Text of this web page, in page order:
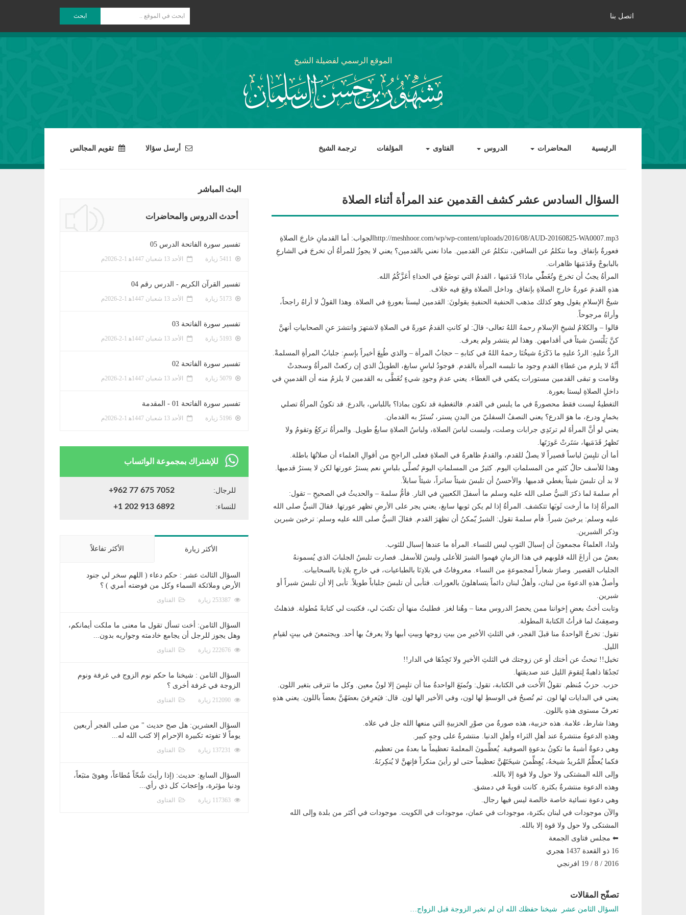
اتصل بنا ابحث
الموقع الرسمي لفضيلة الشيخ
الرئيسية المحاضرات الدروس الفتاوى المؤلفات ترجمة الشيخ أرسل سؤالا تقويم المجالس
السؤال السادس عشر كشف القدمين عند المرأة أثناء الصلاة
http://meshhoor.com/wp/wp-content/uploads/2016/08/AUD-20160825-WA0007.mp3الجواب: أما القدمانِ خارجَ الصلاةِ
فعورةٌ بإتفاق. وما نتكلمُ عن الساقين، نتكلمُ عن القدمين. ماذا نعني بالقدمين؟ يعني لا يجوزُ للمرأةُ أن تخرجَ في الشارعِ
بالبابوجْ وقَدَمَيهَا ظاهرات.
المرأةُ يجبُ أن تخرجَ وتُغَطّْي ماذا؟ قَدَمَيها ، القدمُ التي توضَعُ في الحذاءِ أَعَزَّكُمُ الله.
هذهِ القدمَ عورةٌ خارجِ الصلاةِ بإتفاق. وداخل الصلاة وقعَ فيه خلاف.
شيخُ الإسلامِ يقول وهو كذلك مذهب الحنفية الحنفيةِ يقولونَ: القدمين ليستاَ بعورةٍ في الصلاة. وهذا القولُ لا أراهُ راجحاً،
وأراهُ مرجوحاً.
قالوا – والكلامُ لشيخِ الإسلامِ رحمهُ اللهُ تعالى- قالَ: لو كانتِ القدمُ عورةً في الصلاةِ لاشتهرَ وانتشرَ عنِ الصحابياتِ أنهنَّ
كنَّ يَلْبَسنَ شيئاً في أقدامهن. وهذا لم ينتشر ولم يعرف.
الردُّ عليهِ: الردُ عليهِ ما ذَكَرَهُ شيخُنَا رحمهُ اللهُ في كتابهِ – حجابُ المرأة – والذي طُبِعَ أخيراً بإسمِ: جلبابُ المرأةِ المسلمةْ.
أنَّهُ لا يلزم من غطاءِ القدمِ وجود ما تلبسه المرأة بالقدم. فوجودُ لباسٍ سابغ، الطويلُ الذي إن ركعتْ المرأةُ وسجدتْ
وقامت و تبقى القدمين مستورات يكفي في الغطاء. يعني عدمَ وجودِ شيءٍ تُغَطَّى به القدمين لا يلزمُ منه أن القدمينِ في
داخلِ الصلاةِ ليستا بعورة.
التغطيةُ ليست فقط محصورةً في ما يلبس في القدم. فالتغطية قد تكون بماذا؟ باللباس، بالدرع. قد تكونُ المرأةُ تصلي
بخمارٍ ودرع، ما هوَ الدرع؟ يعني النصفُ السفليّ من البدنِ يستر، تُستَرُ به القدمان.
يعني لو أنَّ المرأةَ لم ترتَدِي جرابات وصلت، ولبست لباسَ الصلاة، ولباسُ الصلاةِ سابغٌ طويل. والمرأةُ تركعُ وتقومُ ولا
تَظهرُ قَدَمَيها، سَتَرتْ عَورَتَها.
أما أن تلبِسَ لباساً قصيراً لا يصلُ للقدم، والقدمُ ظاهرةٌ في الصلاةِ فعلى الراجحِ من أقوالِ العلماء أن صلاتُهَا باطلة.
وهذا للأسف حالُ كثيرٍ من المسلماتِ اليوم. كثيرٌ من المسلماتِ اليومَ تُصلِّي بلباسٍ نعم يسترُ عورتها لكن لا يسترُ قدميها.
لا بد أن تلبسَ شيئاً يغطي قدميها. والأحسنُ أن تلبسَ شيئاً ساتراً، شيئاً سابلاً.
أم سلمةَ لما ذكرَ النبيُّ صلى الله عليه وسلم ما أسفلَ الكعبينِ في النار. فأمُّ سلمةَ – والحديثُ في الصحيحِ – تقول:
المرأةُ إذا ما أرخت ثَوبَها تتكشف. المرأةُ إذا لم يكن ثوبها سابغ، يعني يجر على الأرضِ تظهر عورتها. فقالَ النبيُّ صلى الله
عليه وسلم: يرخينَ شبراً. فأم سلمةَ تقول: الشبرُ يّمكنُ أن تظهَرَ القدم. فقالَ النبيُّ صلى الله عليه وسلم: ترخين شبرين
وذكر الشبرين.
ولذا، العلماءُ مجمعونَ أن إسبالَ الثوبِ ليس للنساء. المرأة ما عندها إسبال للثوب.
بعضُ من أزاغَ الله قلوبهم في هذا الزمانِ فهموا الشبرَ للأعلى وليسَ للأسفل. فصارت تلبسُ الجلبابَ الذي يُسمونهُ
الجلباب القصير. وصارَ شعاراً لمجموعةٍ من النساء. معروفاتٌ في بلادِنَا بالطباعيات، في خارجِ بلادِنا بالسحابيات.
وأصلُ هذهِ الدعوةَ من لبنان، وأهلُ لبنان دائماً يتساهلونَ بالعورات. فتأبى أن تلبسَ جلباباً طويلاً. تأبى إلا أن تلبسَ شبراً أو
شبرين.
وتابت أختُ بعضِ إخواننا ممن يحضرُ الدروس معنا – وهُنا لغز. فطلبتُ منها أن تكتبَ لي، فكتبت لي كتابةً مُطولة. فذهلتُ
وصعِقتُ لما قرأتُ الكتابةَ المطولة.
تقول: تخرجُ الواحدةُ منا قبلَ الفجر، في الثلثِ الأخيرِ من بيتِ زوجها وبيتِ أبيها ولا يعرفُ بها أحد. ويجتمعنَ في بيتٍ لقيامِ
الليل.
تخيل!! تبحثُ عن أختك أو عن زوجتك في الثلثِ الأخيرِ ولا تَجِدُهَا في الدار!!
تَجدُهَا ذاهبةٌ لِتقومَ الليل عند صديقتها.
حزب. حزبٌ مُنظم. تقولُ الأُخت في الكتابة، تقول: وتُمنَعَ الواحدةُ منا أن تلبِسَ إلا لونٌ معين. وكل ما تترقى بتغير اللون.
يعني في البدايات لها لون. ثم تُصبحُ في الوسطِ لها لون، وفي الأخير الها لون. قال: فيَعرِفنَ بعضَهُنَّ بعضاً باللون. يعني هذهِ
تعرفّ مستوى هذهِ باللون.
وهذا شارط، علامة. هذه حزبية، هذه صورةٌ من صوْرِ الحزبيةِ التي منعها الله جل في علاه.
وهذهِ الدعوةُ منتشرةٌ عند أهلِ الثراء وأهلِ الدنيا. منتشرةٌ على وجهٍ كبير.
وهي دعوةٌ أشبهُ ما تكونُ بدعوةِ الصوفية. يُعظِّمونَ المعلمةَ تعظيماً ما بعدهُ من تعظيم.
فكما يُعظِّمُ المُريدُ شيخهُ، يُعٍظِّمنَ شيخَتَهُنَّ تعظيماً حتى لو رأينَ منكراً فإنهنَّ لا يُنكِرنَهُ.
وإلى الله المشتكى ولا حول ولا قوة إلا بالله.
وهذه الدعوة منتشرةٌ بكثرة. كانت قويةً في دمشق.
وهي دعوة نسائية خاصة خالصة ليس فيها رجال.
والآن موجودات في لبنان بكثرة، موجودات في عمان، موجودات في الكويت. موجودات في أكثر من بلدة وإلى الله
المشتكى ولا حول ولا قوة إلا بالله.
⬅ مجلس فتاوى الجمعة
16 ذو القعدة 1437 هجري
2016 / 8 / 19 افرنجي
تصفّح المقالات
السؤال الثامن عشر شيخنا حفظك الله ان لم تخبر الزوجة قبل الزواج…
البث المباشر
أحدث الدروس والمحاضرات
تفسير سورة الفاتحة الدرس 05
الأحد 13 شعبان 1447ﻫ 1-2-2026م
تفسير القرآن الكريم - الدرس رقم 04
الأحد 13 شعبان 1447ﻫ 1-2-2026م
تفسير سورة الفاتحة 03
الأحد 13 شعبان 1447ﻫ 1-2-2026م
تفسير سورة الفاتحة 02
الأحد 13 شعبان 1447ﻫ 1-2-2026م
تفسير سورة الفاتحة 01 - المقدمة
الأحد 13 شعبان 1447ﻫ 1-2-2026م
للإشتراك بمجموعة الواتساب
للرجال: +962 77 675 7052
للنساء: +1 202 913 6892
الأكثر زيارة الأكثر تفاعلاً
السؤال الثالث عشر : حكم دعاء ( اللهم سخر لي جنود
الأرض وملائكة السماء وكل من فوضته أمري ) ؟
الفتاوى
السؤال الثامن: أخت تسأل تقول ما معنى ما ملكت أيمانكم،
وهل يجوز للرجل أن يجامع خادمته وجواريه بدون...
الفتاوى
السؤال الثامن : شيخنا ما حكم نوم الزوج في غرفة ونوم
الزوجة في غرفة أخرى ؟
الفتاوى
السؤال العشرين: هل صح حديث " من صلى الفجر أربعين
يوماً لا تفوته تكبيرة الإحرام إلا كتب الله له...
الفتاوى
السؤال السابع: حديث: (إذا رأيتَ شُحّاً مُطاعاً، وهوىً متبَعاً،
ودنيا مؤثرة، وإعجابَ كل ذي رأي...
الفتاوى